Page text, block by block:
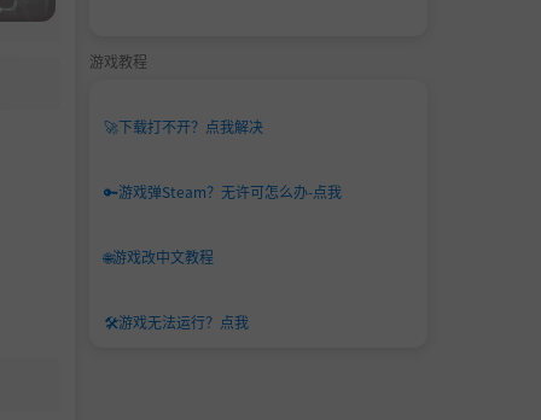
游戏教程
🚀下载打不开？点我解决
🔑游戏弹Steam？无许可怎么办-点我
🌐游戏改中文教程
🛠️游戏无法运行？点我